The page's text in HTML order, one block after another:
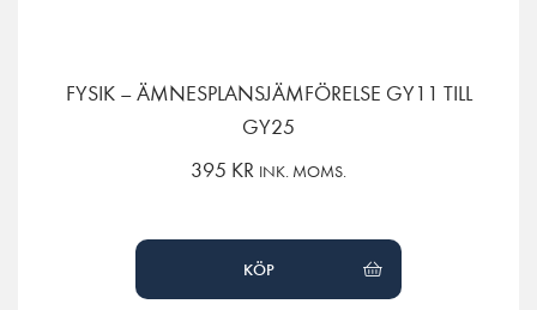
FYSIK – ÄMNESPLANSJÄMFÖRELSE GY11 TILL
GY25
395 KR INK. MOMS.
KÖP